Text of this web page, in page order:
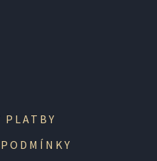
PLATBY